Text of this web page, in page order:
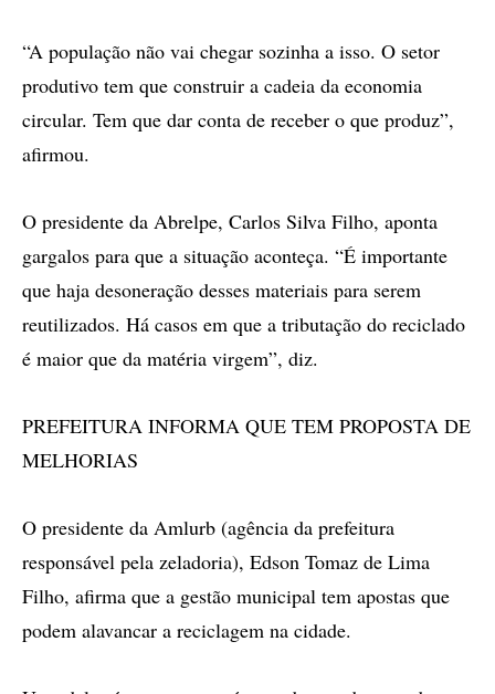
“A população não vai chegar sozinha a isso. O setor
produtivo tem que construir a cadeia da economia
circular. Tem que dar conta de receber o que produz”,
afirmou.
O presidente da Abrelpe, Carlos Silva Filho, aponta
gargalos para que a situação aconteça. “É importante
que haja desoneração desses materiais para serem
reutilizados. Há casos em que a tributação do reciclado
é maior que da matéria virgem”, diz.
PREFEITURA INFORMA QUE TEM PROPOSTA DE
MELHORIAS
O presidente da Amlurb (agência da prefeitura
responsável pela zeladoria), Edson Tomaz de Lima
Filho, afirma que a gestão municipal tem apostas que
podem alavancar a reciclagem na cidade.